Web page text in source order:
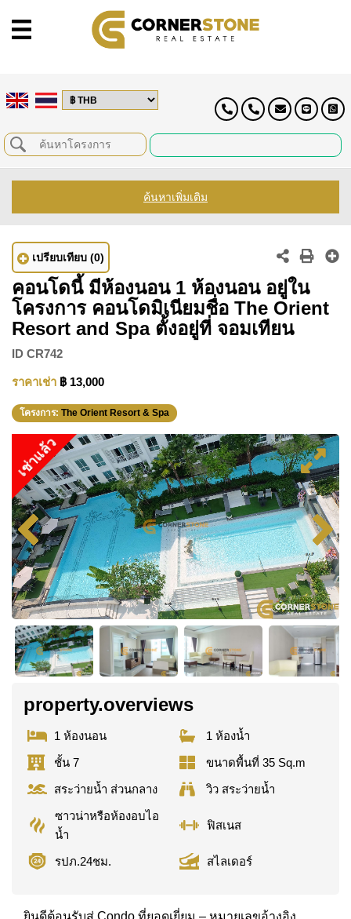
ค้นหาเพิ่มเติม
เปรียบเทียบ (0)
คอนโดนี้ มีห้องนอน 1 ห้องนอน อยู่ใน
โครงการ คอนโดมิเนียมชื่อ The Orient
Resort and Spa ตั้งอยู่ที่ จอมเทียน
ID CR742
ราคาเช่า ฿ 13,000
โครงการ: The Orient Resort & Spa
เช่าแล้ว
property.overviews
1 ห้องนอน
1 ห้องน้ำ
ชั้น 7
ขนาดพื้นที่ 35 Sq.m
สระว่ายน้ำ ส่วนกลาง
วิว สระว่ายน้ำ
ซาวน่าหรือห้องอบไอ
น้ำ
ฟิสเนส
รปภ.24ชม. สไลเดอร์
ยินดีต้อนรับสู่ Condo ที่ยอดเยี่ยม – หมายเลขอ้างอิง